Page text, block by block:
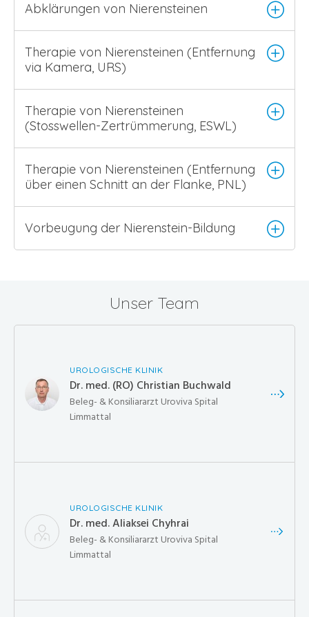
Abklärungen von Nierensteinen
Therapie von Nierensteinen (Entfernung
via Kamera, URS)
Therapie von Nierensteinen
(Stosswellen-Zertrümmerung, ESWL)
Therapie von Nierensteinen (Entfernung
über einen Schnitt an der Flanke, PNL)
Vorbeugung der Nierenstein-Bildung
Unser Team
UROLOGISCHE KLINIK
Dr. med. (RO) Christian Buchwald
Beleg- & Konsiliararzt Uroviva Spital
Limmattal
UROLOGISCHE KLINIK
Dr. med. Aliaksei Chyhrai
Beleg- & Konsiliararzt Uroviva Spital
Limmattal